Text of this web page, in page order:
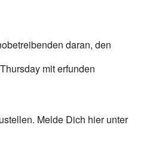
daran, den
mit erfunden
Melde Dich hier unter